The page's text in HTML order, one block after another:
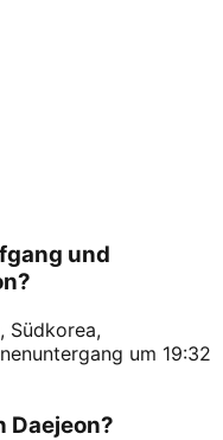
und
Südkorea,
um 19:32
Daejeon?